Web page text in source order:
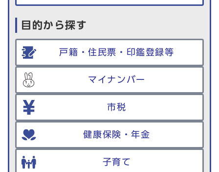
目的から探す
戸籍・住民票・印鑑登録等
マイナンバー
市税
健康保険・年金
子育て